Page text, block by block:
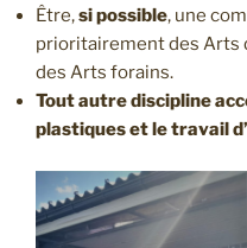
Être,si possible, une
prioritairement des Arts
des Arts forains.
Tout autre discipline
plastiques et le travail